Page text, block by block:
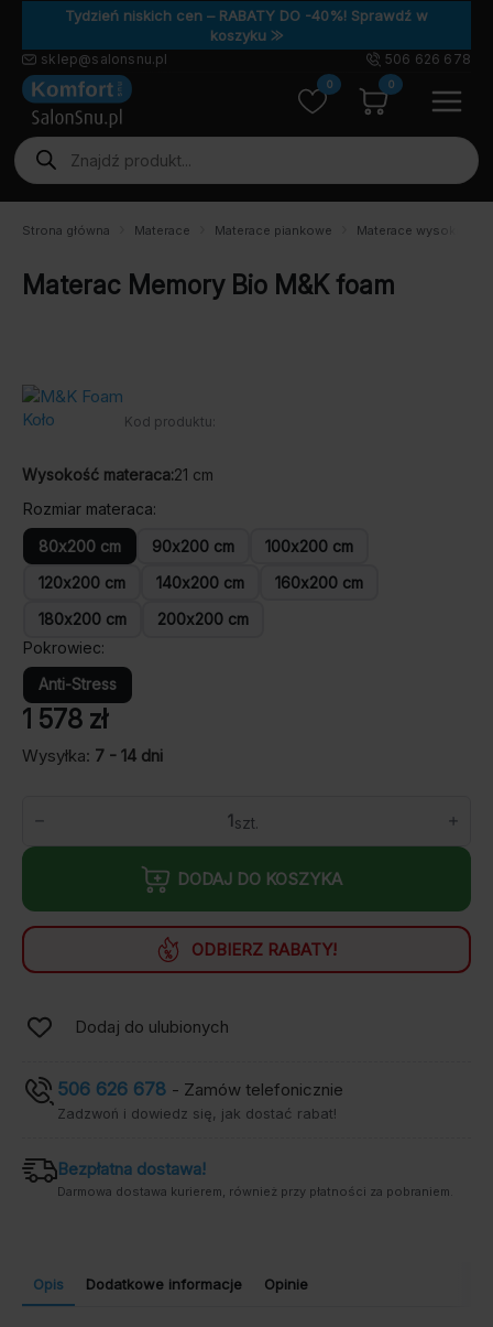
Tydzień niskich cen – RABATY DO -40%! Sprawdź w
koszyku ⨠
sklep@salonsnu.pl 506 626 678
Wyszukiwarka
produktów
0 0
Strona główna Materace Materace piankowe Materace
Materac Memory Bio M&K foam
Kod produktu:
Wysokość materaca:21 cm
Rozmiar materaca
80x200 cm
90x200 cm
100x200 cm
120x200 cm
140x200 cm
160x200 cm
180x200 cm
200x200 cm
Pokrowiec
Anti-Stress
1 578 zł
Wysyłka: 7 - 14 dni
ilość
Materac
Bio
foam
DODAJ DO KOSZYKA
ODBIERZ RABATY!
Dodaj do ulubionych
506 626 678 - Zamów telefonicznie
Zadzwoń i dowiedz się, jak dostać rabat!
Bezpłatna dostawa!
Darmowa dostawa kurierem, również przy płatności za pobraniem.
Opis Dodatkowe informacje Opinie